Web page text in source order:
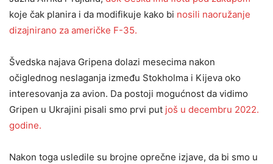
koje čak planira i da modifikuje kako bi nosili naoružanje
dizajnirano za američke F-35.
Švedska najava Gripena dolazi mesecima nakon
očiglednog neslaganja između Stokholma i Kijeva oko
interesovanja za avion. Da postoji mogućnost da vidimo
Gripen u Ukrajini pisali smo prvi put još u decembru 2022.
godine.
Nakon toga usledile su brojne oprečne izjave, da bi smo u